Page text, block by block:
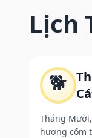
Lịch
🐕
Tháng
hương cốm